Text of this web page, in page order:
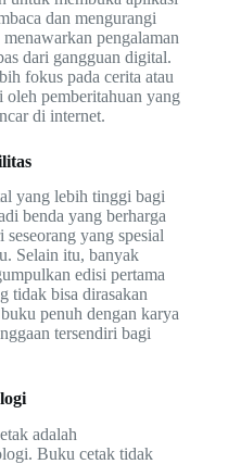
dan mengurangi
pengalaman
dari gangguan digital.
fokus pada cerita atau
oleh pemberitahuan yang
di internet.
yang lebih tinggi bagi
benda yang berharga
seseorang yang spesial
Selain itu, banyak
edisi pertama
tidak bisa dirasakan
penuh dengan karya
tersendiri bagi
adalah
Buku cetak tidak